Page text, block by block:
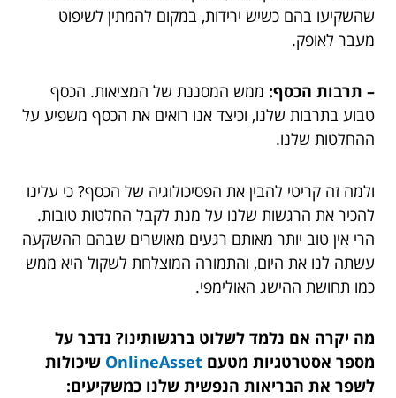
שהשקיעו בהם כשיש ירידות, במקום להמתין לשיפוט
מעבר לאופק.
– תרבות הכסף: ממש המסננת של המציאות. הכסף
טבוע בתרבות שלנו, וכיצד אנו רואים את הכסף משפיע על
ההחלטות שלנו.
ולמה זה קריטי להבין את הפסיכולוגיה של הכסף? כי עלינו
להכיר את הרגשות שלנו על מנת לקבל החלטות טובות.
הרי אין טוב יותר מאותם רגעים מאושרים שבהם ההשקעה
עשתה לנו את היום, והתמורה המוצלחת לשקול היא ממש
כמו תחושת ההישג האולימפי.
מה יקרה אם נלמד לשלוט ברגשותינו? נדבר על
מספר אסטרטגיות מטעם OnlineAsset שיכולות
לשפר את הבריאות הנפשית שלנו כמשקיעים: